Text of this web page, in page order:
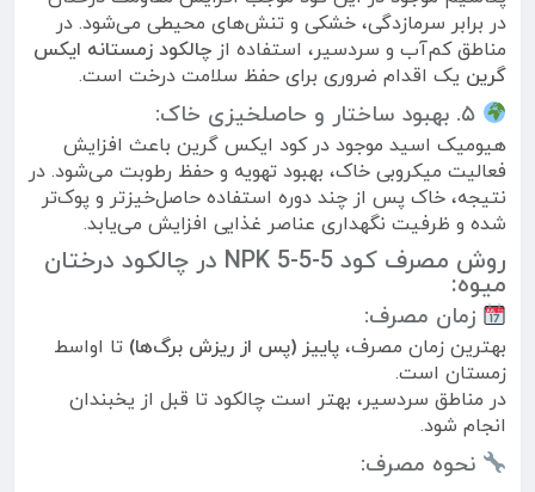
در برابر سرمازدگی، خشکی و تنش‌های محیطی می‌شود. در
مناطق کم‌آب و سردسیر، استفاده از چالکود زمستانه ایکس
گرین یک اقدام ضروری برای حفظ سلامت درخت است.
۵. بهبود ساختار و حاصلخیزی خاک:
هیومیک اسید موجود در کود ایکس گرین باعث افزایش
فعالیت میکروبی خاک، بهبود تهویه و حفظ رطوبت می‌شود. در
نتیجه، خاک پس از چند دوره استفاده حاصل‌خیزتر و پوک‌تر
شده و ظرفیت نگهداری عناصر غذایی افزایش می‌یابد.
روش مصرف کود NPK 5-5-5 در چالکود درختان
میوه:
زمان مصرف:
بهترین زمان مصرف، پاییز (پس از ریزش برگ‌ها) تا اواسط
زمستان است.
در مناطق سردسیر، بهتر است چالکود تا قبل از یخبندان
انجام شود.
نحوه مصرف: